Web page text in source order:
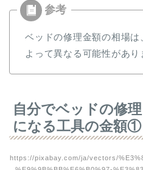
ベッドの修理金額の相場
よって異なる可能性があり
自分でベッドの修
になる工具の金額①
https://pixabay.com/ja/vectors/